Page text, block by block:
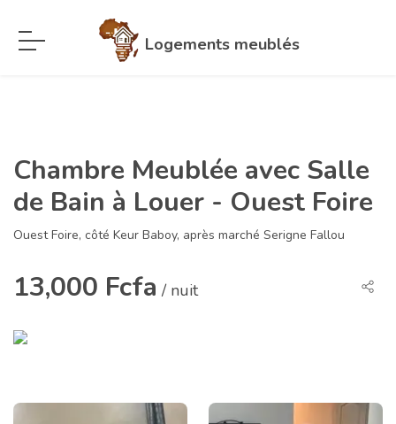
Logements meublés
Chambre Meublée avec Salle
de Bain à Louer - Ouest Foire
Ouest Foire, côté Keur Baboy, après marché Serigne Fallou
13,000 Fcfa / nuit